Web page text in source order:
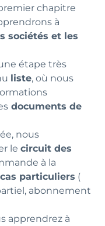
chapitre
à
sociétés et les
étape très
liste, où nous
documents de
nous
le circuit des
à la
cas particuliers (
abonnement
apprendrez à